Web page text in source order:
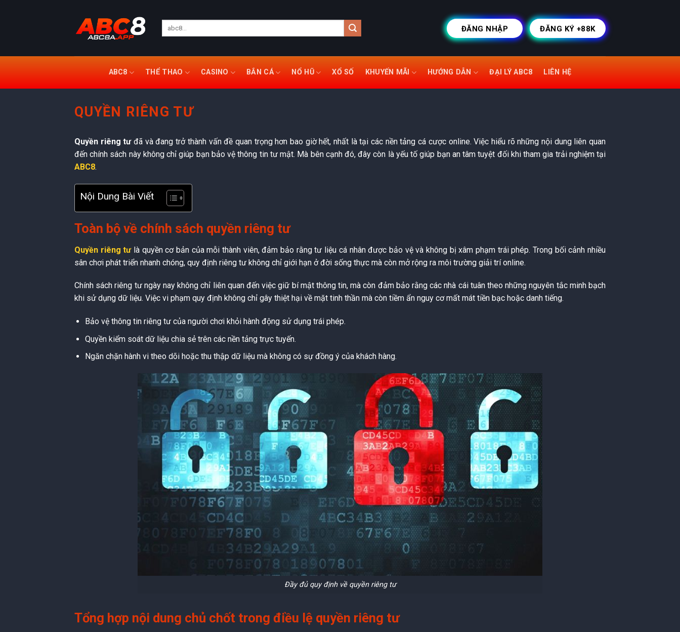
ĐĂNG NHẬP ĐĂNG KÝ +88K
ABC8 THỂ THAO CASINO BẮN CÁ NỔ HŨ XỔ SỐ KHUYẾN MÃI HƯỚNG DẪN ĐẠI LÝ ABC8 LIÊN HỆ
QUYỀN RIÊNG TƯ
Quyền riêng tưđã và đang trở thành vấn đề quan trọng hơn bao giờ hết, nhất là tại các nền tảng cá cược online. Việc hiểu rõ những nội dung liên quan
đến chính sách này không chỉ giúp bạn bảo vệ thông tin tư mật. Mà bên cạnh đó, đây còn là yếu tố giúp bạn an tâm tuyệt đối khi tham gia trải nghiệm tại
ABC8.
Nội Dung Bài Viết
Toàn bộ về chính sách quyền riêng tư
Quyền riêng tư là quyền cơ bản của mỗi thành viên, đảm bảo rằng tư liệu cá nhân được bảo vệ và không bị xâm phạm trái phép. Trong bối cảnh nhiều
sân chơi phát triển nhanh chóng, quy định riêng tư không chỉ giới hạn ở đời sống thực mà còn mở rộng ra môi trường giải trí online.
Chính sách riêng tư ngày nay không chỉ liên quan đến việc giữ bí mật thông tin, mà còn đảm bảo rằng các nhà cái tuân theo những nguyên tắc minh bạch
khi sử dụng dữ liệu. Việc vi phạm quy định không chỉ gây thiệt hại về mặt tinh thần mà còn tiềm ẩn nguy cơ mất mát tiền bạc hoặc danh tiếng.
Bảo vệ thông tin riêng tư của người chơi khỏi hành động sử dụng trái phép.
Quyền kiểm soát dữ liệu chia sẻ trên các nền tảng trực tuyến.
Ngăn chặn hành vi theo dõi hoặc thu thập dữ liệu mà không có sự đồng ý của khách hàng.
Đầy đủ quy định về quyền riêng tư
Tổng hợp nội dung chủ chốt trong điều lệ quyền riêng tư